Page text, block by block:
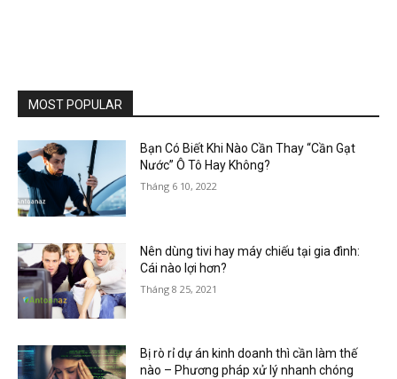
MOST POPULAR
Bạn Có Biết Khi Nào Cần Thay “Cần Gạt
Nước” Ô Tô Hay Không?
Tháng 6 10, 2022
Nên dùng tivi hay máy chiếu tại gia đình:
Cái nào lợi hơn?
Tháng 8 25, 2021
Bị rò rỉ dự án kinh doanh thì cần làm thế
nào – Phương pháp xử lý nhanh chóng